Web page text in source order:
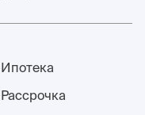
Ипотека
Рассрочка